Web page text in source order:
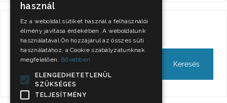
Keresés
használ
Ez a weboldal sütiket használ a felhasználói
élmény javítása érdekében. A weboldalunk
használatával Ön hozzájárul az összes süti
használatához, a Cookie szabályzatunknak
megfelelően. Bővebben
ELENGEDHETETLENÜL
SZÜKSÉGES
TELJESÍTMÉNY